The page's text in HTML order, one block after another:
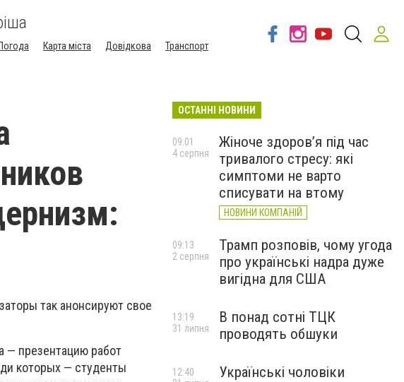
Погода Карта міста Довідкова Транспорт
так анонсируют свое
— презентацию работ
которых — студенты
ОСТАННІ НОВИНИ
Жіноче здоров’я під час
тривалого стресу: які
симптоми не варто
списувати на втому
НОВИНИ КОМПАНІЙ
09:01
4 серпня
Трамп розповів, чому угода
про українські надра дуже
вигідна для США
09:13
2 серпня
В понад сотні ТЦК
проводять обшуки
13:19
31 липня
Українські чоловіки
12:40